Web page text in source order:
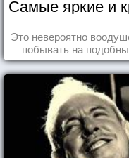
Самые яркие и
Это невероятно
побывать на